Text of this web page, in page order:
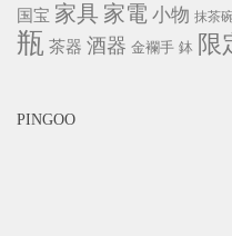
国宝 家具 家電 小物 抹茶
瓶 茶器 酒器 金襴手 鉢 限
PINGOO